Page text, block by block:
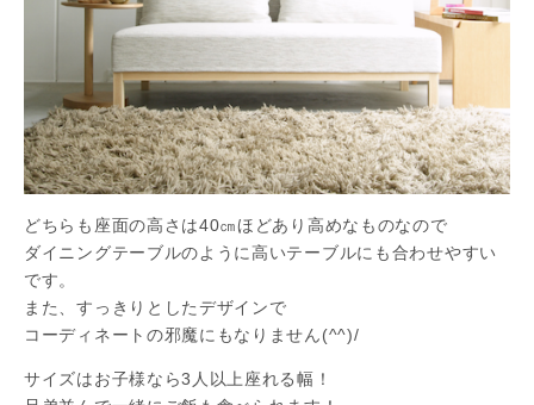
どちらも座面の高さは40㎝ほどあり高めなものなので
ダイニングテーブルのように高いテーブルにも合わせやすい
です。
また、すっきりとしたデザインで
コーディネートの邪魔にもなりません(^^)/
サイズはお子様なら3人以上座れる幅！